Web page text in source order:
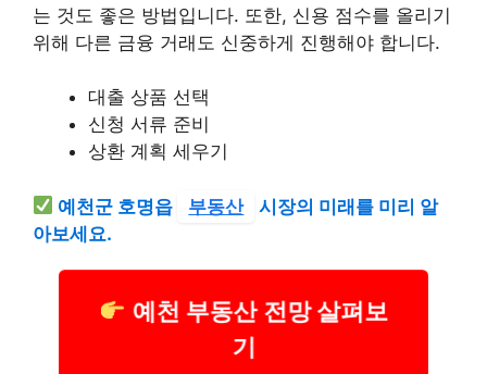
는 것도 좋은 방법입니다. 또한, 신용 점수를 올리기
위해 다른 금융 거래도 신중하게 진행해야 합니다.
대출 상품 선택
신청 서류 준비
상환 계획 세우기
예천군 호명읍 부동산
시장의 미래를 미리 알
아보세요.
예천 부동산 전망 살펴보
기